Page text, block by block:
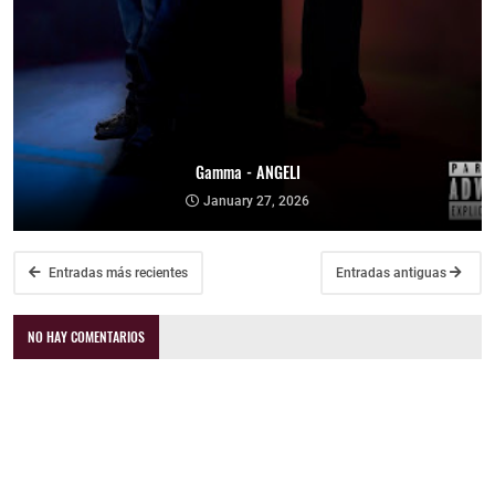
Gamma - ANGELI
January 27, 2026
Entradas más recientes Entradas antiguas
NO HAY COMENTARIOS